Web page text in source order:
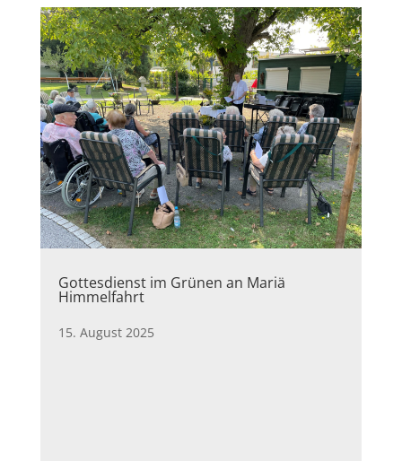
Gottesdienst im Grünen an Mariä
Himmelfahrt
15. August 2025